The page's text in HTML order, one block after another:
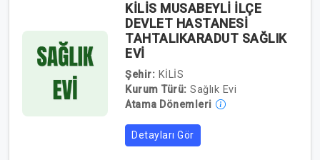
KİLİS MUSABEYLİ İLÇE
DEVLET HASTANESİ
TAHTALIKARADUT SAĞLIK
EVİ
Şehir: KİLİS
Kurum Türü: Sağlık Evi
Atama Dönemleri
Detayları Gör